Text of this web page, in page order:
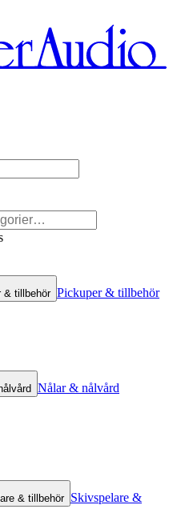
& tillbehör Pickuper & tillbehör
Nålar & nålvård
& tillbehör Skivspelare &